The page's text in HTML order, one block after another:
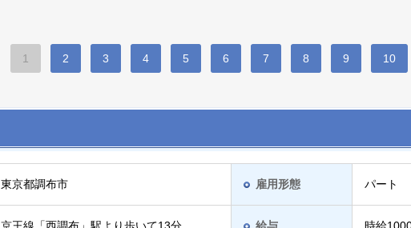
1 2 3 4 5 6 7 8 9 10
東京都調布市 雇用形態 パート